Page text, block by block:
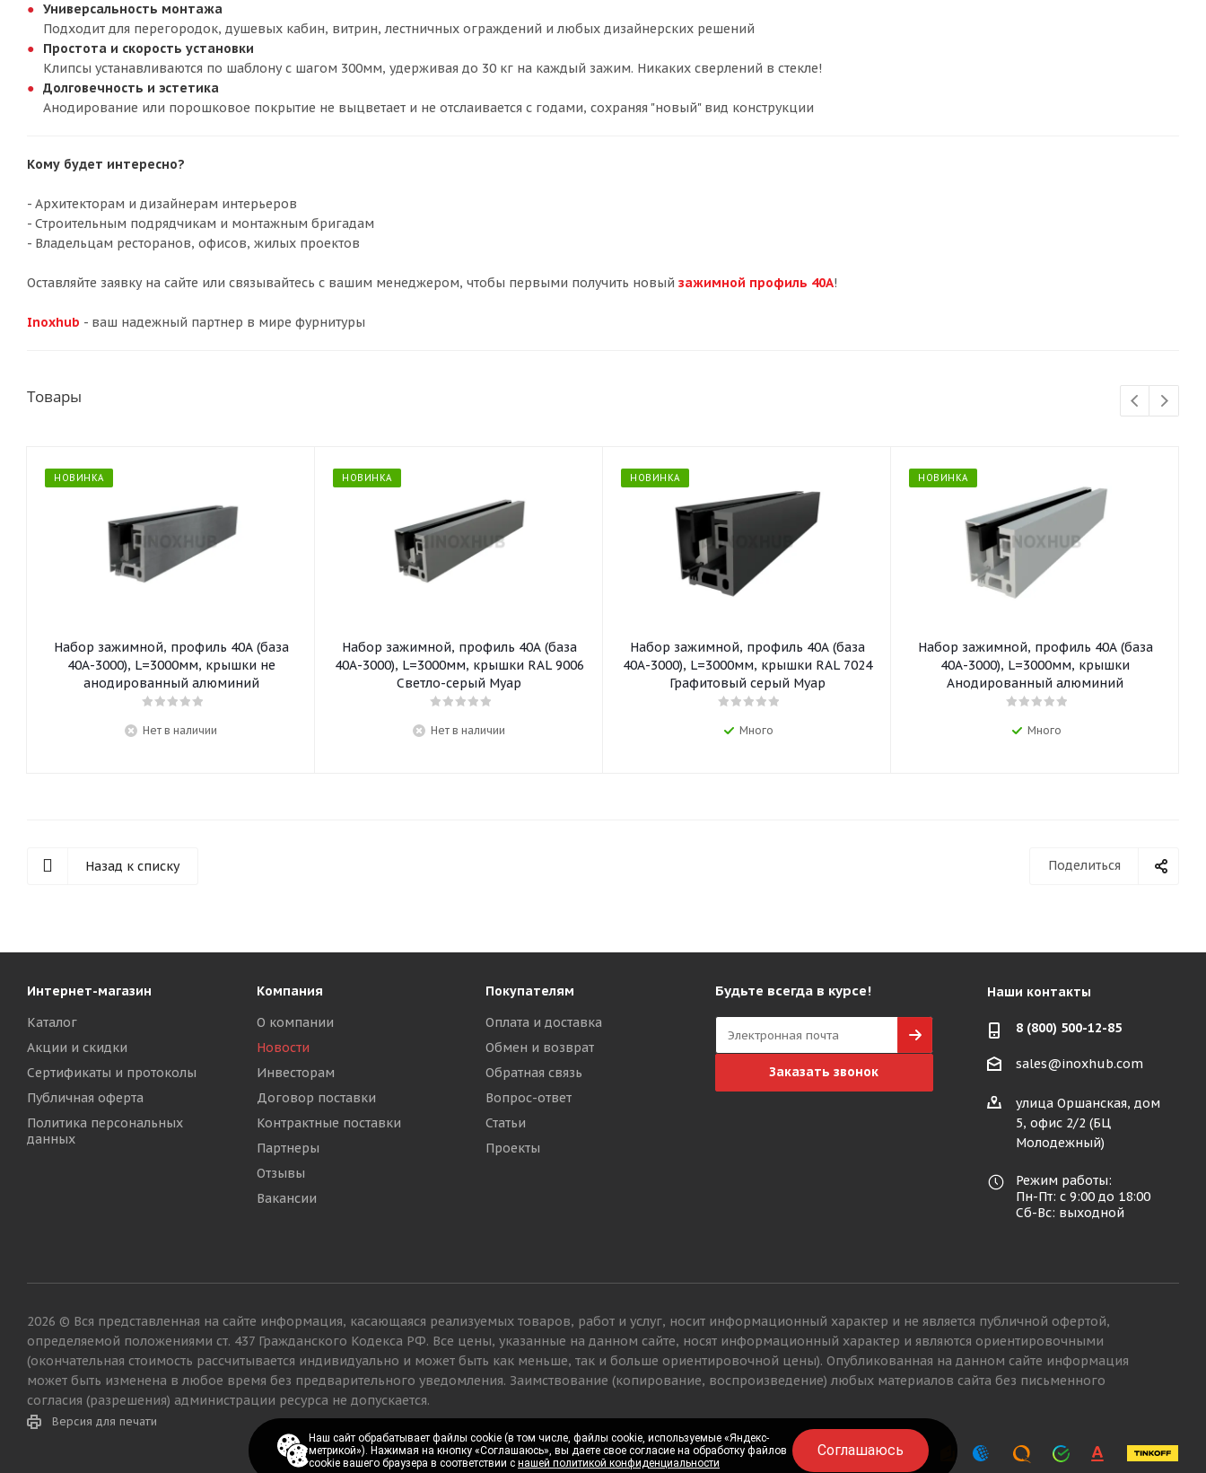
Универсальность монтажа
Подходит для перегородок, душевых кабин, витрин, лестничных ограждений и любых дизайнерских решений
Простота и скорость установки
Клипсы устанавливаются по шаблону с шагом 300мм, удерживая до 30 кг на каждый зажим. Никаких сверлений в стекле!
Долговечность и эстетика
Анодирование или порошковое покрытие не выцветает и не отслаивается с годами, сохраняя "новый" вид конструкции
Кому будет интересно?
- Архитекторам и дизайнерам интерьеров
- Строительным подрядчикам и монтажным бригадам
- Владельцам ресторанов, офисов, жилых проектов
Оставляйте заявку на сайте или связывайтесь с вашим менеджером, чтобы первыми получить новый зажимной профиль 40А!
Inoxhub - ваш надежный партнер в мире фурнитуры
Товары
НОВИНКА
Набор зажимной, профиль 40А (база
40А-3000), L=3000мм, крышки не
анодированный алюминий
Нет в наличии
НОВИНКА
Набор зажимной, профиль 40А (база
40А-3000), L=3000мм, крышки RAL 9006
Светло-серый Муар
Нет в наличии
НОВИНКА
Набор зажимной, профиль 40А (база
40А-3000), L=3000мм, крышки RAL 7024
Графитовый серый Муар
Много
НОВИНКА
Набор зажимной, профиль 40А (база
40А-3000), L=3000мм, крышки
Анодированный алюминий
Много
Поделиться
Назад к списку
Интернет-магазин
Каталог
Акции и скидки
Сертификаты и протоколы
Публичная оферта
Политика персональных
данных
Компания
О компании
Новости
Инвесторам
Договор поставки
Контрактные поставки
Партнеры
Отзывы
Вакансии
Покупателям
Оплата и доставка
Обмен и возврат
Обратная связь
Вопрос-ответ
Статьи
Проекты
Будьте всегда в курсе!
Заказать звонок
Наши контакты
8 (800) 500-12-85
sales@inoxhub.com
улица Оршанская, дом
5, офис 2/2 (БЦ
Молодежный)
Режим работы:
Пн-Пт: с 9:00 до 18:00
Сб-Вс: выходной
2026 © Вся представленная на сайте информация, касающаяся реализуемых товаров, работ и услуг, носит информационный характер и не является публичной офертой,
определяемой положениями ст. 437 Гражданского Кодекса РФ. Все цены, указанные на данном сайте, носят информационный характер и являются ориентировочными
(окончательная стоимость рассчитывается индивидуально и может быть как меньше, так и больше ориентировочной цены). Опубликованная на данном сайте информация
может быть изменена в любое время без предварительного уведомления. Заимствование (копирование, воспроизведение) любых материалов сайта без письменного
согласия (разрешения) администрации ресурса не допускается.
Версия для печати
Наш сайт обрабатывает файлы cookie (в том числе, файлы cookie, используемые «Яндекс-
метрикой»). Нажимая на кнопку «Соглашаюсь», вы даете свое согласие на обработку файлов
cookie вашего браузера в соответствии снашей политикой конфиденциальности
Соглашаюсь
Наш сайт обрабатывает файлы cookie (в том числе, файлы cookie, используемые «Яндекс-
метрикой»). Нажимая на кнопку «Соглашаюсь», вы даете свое согласие на обработку файлов
cookie вашего браузера в соответствии снашей политикой конфиденциальности
Соглашаюсь